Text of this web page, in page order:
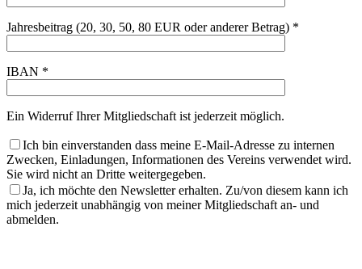
Jahresbeitrag (20, 30, 50, 80 EUR oder anderer Betrag) *
IBAN *
Ein Widerruf Ihrer Mitgliedschaft ist jederzeit möglich.
Ich bin einverstanden dass meine E-Mail-Adresse zu internen
Zwecken, Einladungen, Informationen des Vereins verwendet wird.
Sie wird nicht an Dritte weitergegeben.
Ja, ich möchte den Newsletter erhalten. Zu/von diesem kann ich
mich jederzeit unabhängig von meiner Mitgliedschaft an- und
abmelden.